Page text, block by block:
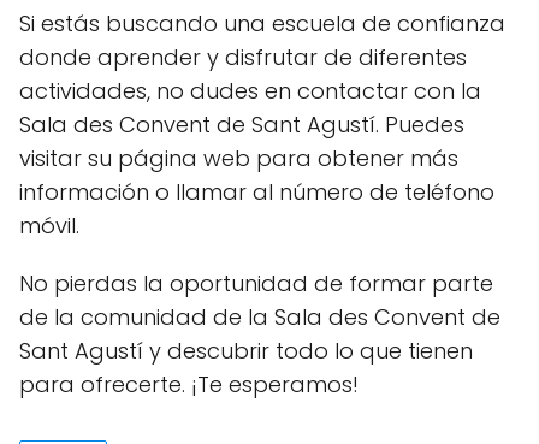
Si estás buscando una escuela de confianza
donde aprender y disfrutar de diferentes
actividades, no dudes en contactar con la
Sala des Convent de Sant Agustí. Puedes
visitar su página web para obtener más
información o llamar al número de teléfono
móvil.
No pierdas la oportunidad de formar parte
de la comunidad de la Sala des Convent de
Sant Agustí y descubrir todo lo que tienen
para ofrecerte. ¡Te esperamos!